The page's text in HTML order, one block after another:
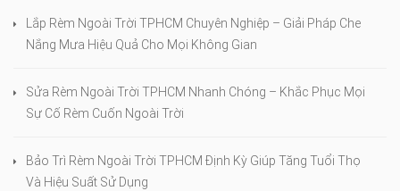
Lắp Rèm Ngoài Trời TPHCM Chuyên Nghiệp – Giải Pháp Che
Nắng Mưa Hiệu Quả Cho Mọi Không Gian
Sửa Rèm Ngoài Trời TPHCM Nhanh Chóng – Khắc Phục Mọi
Sự Cố Rèm Cuốn Ngoài Trời
Bảo Trì Rèm Ngoài Trời TPHCM Định Kỳ Giúp Tăng Tuổi Thọ
Và Hiệu Suất Sử Dụng